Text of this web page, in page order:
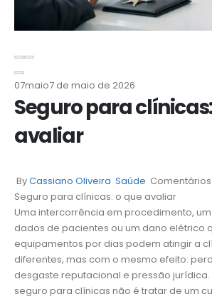
07maio7 de maio de 2026
Seguro para
avaliar
ByCassiano Oliveira Saúde
Seguro para clínicas: o que avaliar
Uma intercorrência em procedimento,
dados de pacientes ou um dano elétrico
equipamentos por dias podem atingir a
diferentes, mas com o mesmo efeito:
desgaste reputacional e pressão jurídica.
seguro para clínicas não é tratar de um